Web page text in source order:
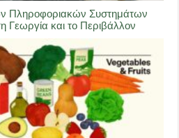
Πληροφοριακών Συστημάτων
Γεωργία και το Περιβάλλον